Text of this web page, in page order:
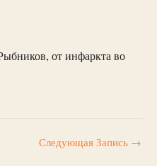
от инфаркта во
Следующая Запись →